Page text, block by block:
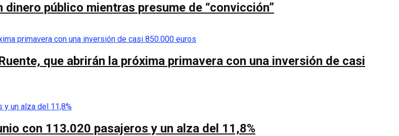
público mientras presume de “convicción”
que abrirán la próxima primavera con una inversión de casi
con 113.020 pasajeros y un alza del 11,8%